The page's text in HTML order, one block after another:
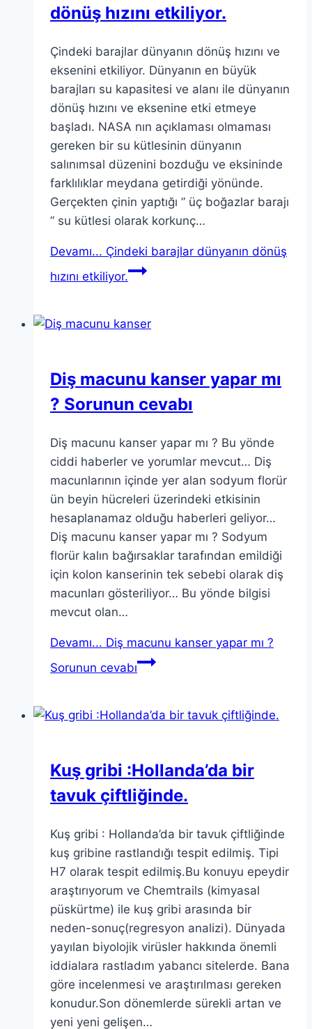
dönüş hızını etkiliyor.
Çindeki barajlar dünyanın dönüş hızını ve
eksenini etkiliyor. Dünyanın en büyük
barajları su kapasitesi ve alanı ile dünyanın
dönüş hızını ve eksenine etki etmeye
başladı. NASA nın açıklaması olmaması
gereken bir su kütlesinin dünyanın
salınımsal düzenini bozduğu ve eksininde
farklılıklar meydana getirdiği yönünde.
Gerçekten çinin yaptığı ” üç boğazlar barajı
” su kütlesi olarak korkunç…
Devamı... Çindeki barajlar dünyanın dönüş
hızını etkiliyor.
Diş macunu kanser yapar mı
? Sorunun cevabı
Diş macunu kanser yapar mı ? Bu yönde
ciddi haberler ve yorumlar mevcut… Diş
macunlarının içinde yer alan sodyum florür
ün beyin hücreleri üzerindeki etkisinin
hesaplanamaz olduğu haberleri geliyor…
Diş macunu kanser yapar mı ? Sodyum
florür kalın bağırsaklar tarafından emildiği
için kolon kanserinin tek sebebi olarak diş
macunları gösteriliyor… Bu yönde bilgisi
mevcut olan…
Devamı... Diş macunu kanser yapar mı ?
Sorunun cevabı
Kuş gribi :Hollanda’da bir
tavuk çiftliğinde.
Kuş gribi : Hollanda’da bir tavuk çiftliğinde
kuş gribine rastlandığı tespit edilmiş. Tipi
H7 olarak tespit edilmiş.Bu konuyu epeydir
araştırıyorum ve Chemtrails (kimyasal
püskürtme) ile kuş gribi arasında bir
neden-sonuç(regresyon analizi). Dünyada
yayılan biyolojik virüsler hakkında önemli
iddialara rastladım yabancı sitelerde. Bana
göre incelenmesi ve araştırılması gereken
konudur.Son dönemlerde sürekli artan ve
yeni yeni gelişen…